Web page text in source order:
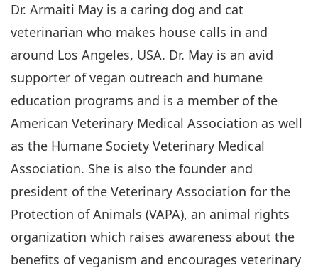
Dr. Armaiti May is a caring dog and cat
veterinarian who makes house calls in and
around Los Angeles, USA. Dr. May is an avid
supporter of vegan outreach and humane
education programs and is a member of the
American Veterinary Medical Association as well
as the Humane Society Veterinary Medical
Association. She is also the founder and
president of the Veterinary Association for the
Protection of Animals (VAPA), an animal rights
organization which raises awareness about the
benefits of veganism and encourages veterinary